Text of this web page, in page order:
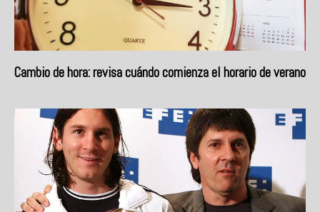
Cambio de hora: revisa cuándo comienza el horario de verano